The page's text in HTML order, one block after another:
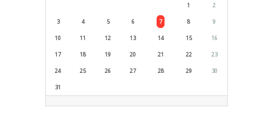
1 2
3 4 5 6 7 8 9
10 11 12 13 14 15 16
17 18 19 20 21 22 23
24 25 26 27 28 29 30
31